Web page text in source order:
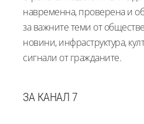
навременна, проверена и
за важните теми от
новини, инфраструктура,
сигнали от гражданите.
ЗА КАНАЛ 7